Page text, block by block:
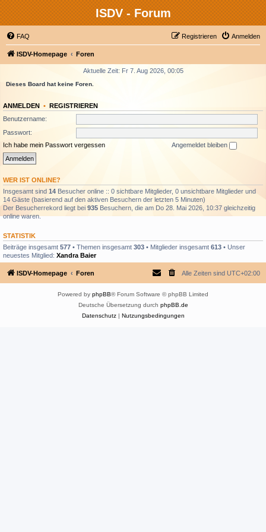
ISDV - Forum
FAQ Anmelden
Registrieren
ISDV-Homepage Foren
Aktuelle Zeit: Fr 7. Aug 2026, 00:05
Dieses Board hat keine Foren.
ANMELDEN • REGISTRIEREN
Benutzername:
Passwort:
Ich habe mein Passwort vergessen
Angemeldet bleiben
WER IST ONLINE?
Insgesamt sind 14 Besucher online :: 0 sichtbare Mitglieder, 0 unsichtbare Mitglieder und
14 Gäste (basierend auf den aktiven Besuchern der letzten 5 Minuten)
Der Besucherrekord liegt bei 935 Besuchern, die am Do 28. Mai 2026, 10:37 gleichzeitig
online waren.
STATISTIK
Beiträge insgesamt 577 • Themen insgesamt 303 • Mitglieder insgesamt 613 • Unser
neuestes Mitglied: Xandra Baier
ISDV-Homepage Foren Alle Zeiten sind UTC+02:00
Powered by phpBB® Forum Software © phpBB Limited
Deutsche Übersetzung durch phpBB.de
Datenschutz| Nutzungsbedingungen